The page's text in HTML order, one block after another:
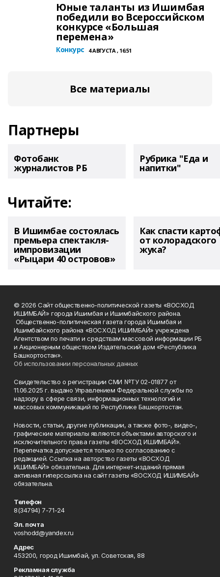
Юные таланты из Ишимбая
победили во Всероссийском
конкурсе «Большая
перемена»
Конкурс 4 АВГУСТА , 16:51
Все материалы
Партнеры
Фотобанк
журналистов РБ
Рубрика "Еда и
напитки"
Читайте:
В Ишимбае состоялась
премьера спектакля-
импровизации
«Рыцари 40 островов»
Как спасти
от колорадского
жука?
© 2026 Сайт общественно-политической газеты «ВОСХОД
ИШИМБАЙ» города Ишимбая и Ишимбайского района.
Общественно-политическая газета города Ишимбая и
Ишимбайского района «ВОСХОД ИШИМБАЙ» учреждена
Агентством по печати и средствам массовой информации РБ
и Акционерным обществом Издательский дом «Республика
Башкортостан».
Об использовании персональных данных
Свидетельство о регистрации СМИ №ТУ 02-01877 от
11.06.2025 г. выдано Управлением Федеральной службы по
надзору в сфере связи, информационных технологий и
массовых коммуникаций по Республике Башкортостан.
Новости, статьи, другие публикации, а также фото-, видео-,
графические материалы являются объектами авторского и
исключительного права газеты «ВОСХОД ИШИМБАЙ».
Перепечатка допускается только по согласованию с
редакцией. Ссылка на авторство газеты «ВОСХОД
ИШИМБАЙ» обязательна. Для интернет-изданий прямая
активная гиперссылка на сайт газеты «ВОСХОД ИШИМБАЙ»
обязательна.
Телефон
8(34794) 7-71-24
Эл. почта
voshodd@yandex.ru
Адрес
453200, город Ишимбай, ул. Советская, 88
Рекламная служба